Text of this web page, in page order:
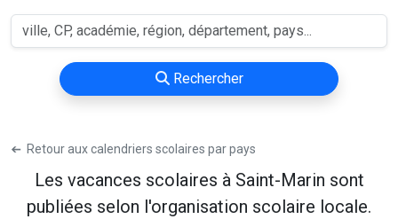
Rechercher
➔ Retour aux calendriers scolaires par pays
Les vacances scolaires à Saint-Marin sont
publiées selon l'organisation scolaire locale.